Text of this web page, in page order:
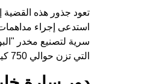
تعود جذور هذه
استدعى إجراء
سرية لتصنيع مخدر
التي تزن حوالي 750 كيلوجرامًا، بالإضافة إلى مبالغ مالية كبيرة.